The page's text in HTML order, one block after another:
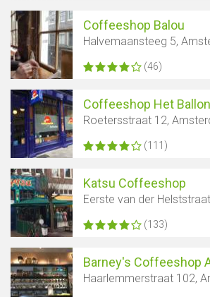
Coffeeshop Balou
Halvemaansteeg 5,
(46)
Coffeeshop Het
Roetersstraat 12,
(111)
Katsu Coffeeshop
Eerste van der
(133)
Barney's Coffeeshop
Haarlemmerstraat 102,